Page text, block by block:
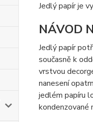
Jedlý papír je
NÁVOD
Jedlý papír
současně k
vrstvou
nanesení
jedlém papíru
kondenzované